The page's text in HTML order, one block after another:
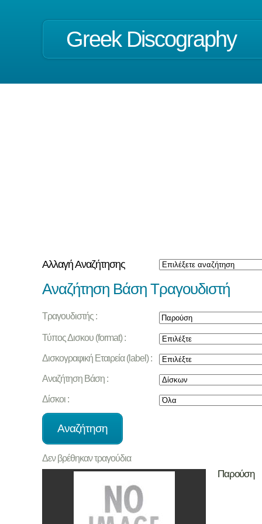
Greek Discography
Αλλαγή Αναζήτησης
Αναζήτηση Βάση Τραγουδιστή
Τραγουδιστής :
Τύπος Δισκου (format) :
Δισκογραφική Εταιρεία (label) :
Αναζήτηση Βάση :
Δίσκοι :
Δεν βρέθηκαν τραγούδια
Παρούση